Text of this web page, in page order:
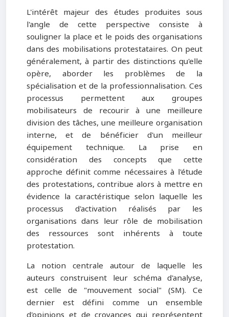
L'intérêt majeur des études produites sous
l'angle de cette perspective consiste à
souligner la place et le poids des organisations
dans des mobilisations protestataires. On peut
généralement, à partir des distinctions qu'elle
opère, aborder les problèmes de la
spécialisation et de la professionnalisation. Ces
processus permettent aux groupes
mobilisateurs de recourir à une meilleure
division des tâches, une meilleure organisation
interne, et de bénéficier d'un meilleur
équipement technique. La prise en
considération des concepts que cette
approche définit comme nécessaires à l'étude
des protestations, contribue alors à mettre en
évidence la caractéristique selon laquelle les
processus d'activation réalisés par les
organisations dans leur rôle de mobilisation
des ressources sont inhérents à toute
protestation.
La notion centrale autour de laquelle les
auteurs construisent leur schéma d'analyse,
est celle de "mouvement social" (SM). Ce
dernier est défini comme un ensemble